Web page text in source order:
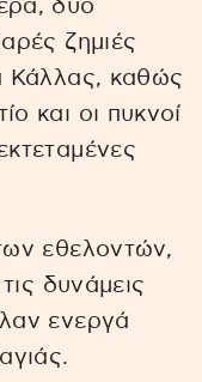
δυο
ζημιές
Κάλλας, καθώς
και οι πυκνοί
εθελοντών,
δυνάμεις
ενεργά